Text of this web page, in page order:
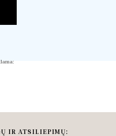
IR ATSILIEPIMŲ: